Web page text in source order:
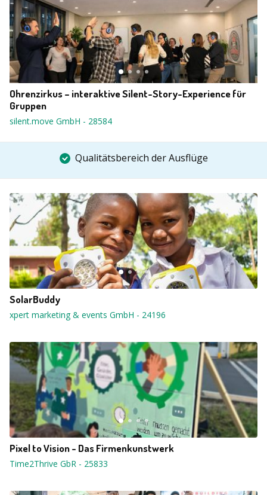
Ohrenzirkus – interaktive Silent-Story-Experience für
Gruppen
silent.move GmbH - 28584
Qualitätsbereich der Ausflüge
SolarBuddy
xpert marketing & events GmbH - 24196
Pixel to Vision - Das Firmenkunstwerk
Time2Thrive GbR - 25833